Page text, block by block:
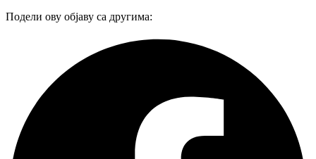
Подели ову објаву са другима: